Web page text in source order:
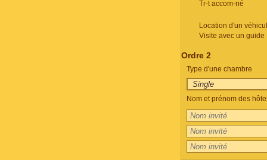
Tr-t accom-né
Location d'un
Visite avec un guide
Ordre 2
Type d'une chambre
Nom et prénom des